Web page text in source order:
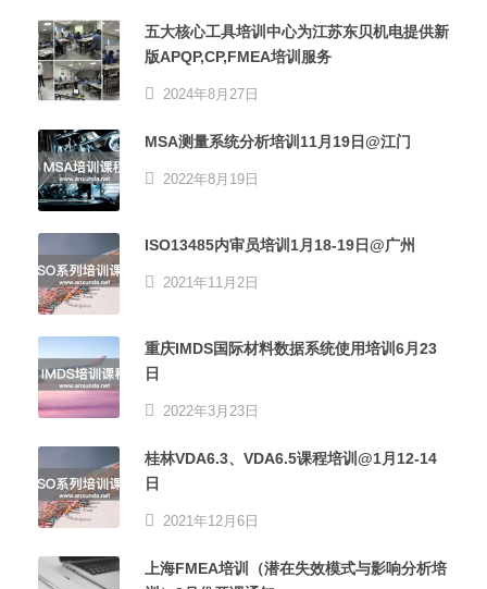
五大核心工具培训中心为江苏东贝机电提供新
版APQP,CP,FMEA培训服务
2024年8月27日
MSA测量系统分析培训11月19日@江门
2022年8月19日
ISO13485内审员培训1月18-19日@广州
2021年11月2日
重庆IMDS国际材料数据系统使用培训6月23
日
2022年3月23日
桂林VDA6.3、VDA6.5课程培训@1月12-14
日
2021年12月6日
上海FMEA培训（潜在失效模式与影响分析培